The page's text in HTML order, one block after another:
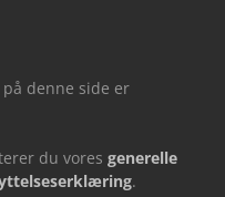
denne side er
du vores generelle
.